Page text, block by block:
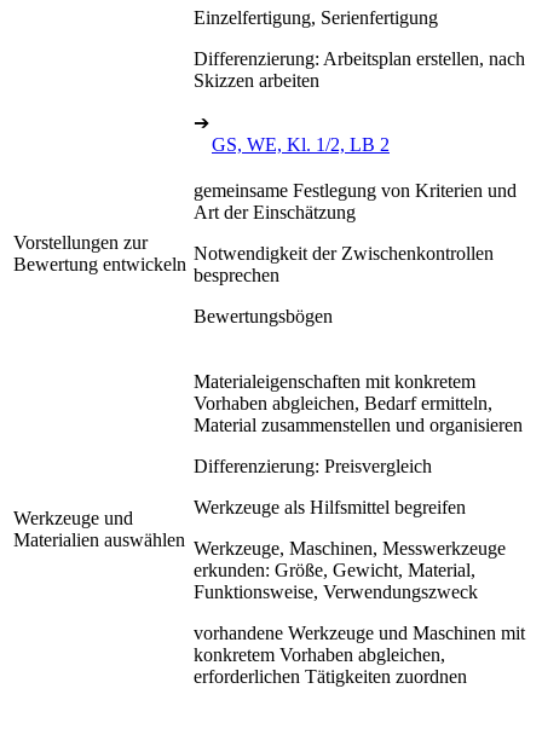
Einzelfertigung, Serienfertigung
Differenzierung: Arbeitsplan erstellen, nach
Skizzen arbeiten
➔
GS, WE, Kl. 1/2, LB 2
Vorstellungen zur
Bewertung entwickeln
gemeinsame Festlegung von Kriterien und
Art der Einschätzung
Notwendigkeit der Zwischenkontrollen
besprechen
Bewertungsbögen
Werkzeuge und
Materialien auswählen
Materialeigenschaften mit konkretem
Vorhaben abgleichen, Bedarf ermitteln,
Material zusammenstellen und organisieren
Differenzierung: Preisvergleich
Werkzeuge als Hilfsmittel begreifen
Werkzeuge, Maschinen, Messwerkzeuge
erkunden: Größe, Gewicht, Material,
Funktionsweise, Verwendungszweck
vorhandene Werkzeuge und Maschinen mit
konkretem Vorhaben abgleichen,
erforderlichen Tätigkeiten zuordnen